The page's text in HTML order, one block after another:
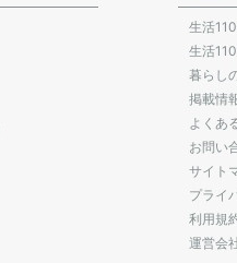
生活
生活
暮らし
掲載情
よくあ
お問い
サイト
プライ
利用規
運営会